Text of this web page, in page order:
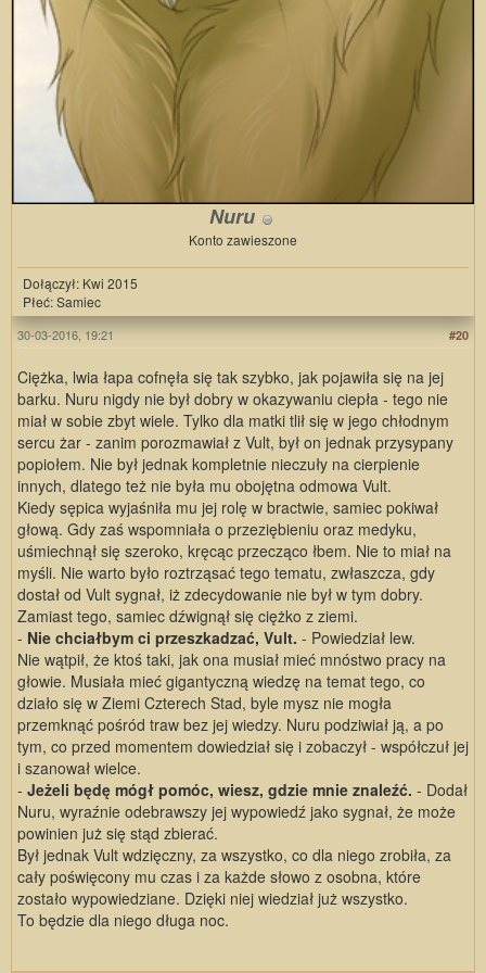
Nuru
Konto zawieszone
Dołączył: Kwi 2015
Płeć: Samiec
#20
30-03-2016, 19:21
Ciężka, lwia łapa cofnęła się tak szybko, jak pojawiła się na jej
barku. Nuru nigdy nie był dobry w okazywaniu ciepła - tego nie
miał w sobie zbyt wiele. Tylko dla matki tlił się w jego chłodnym
sercu żar - zanim porozmawiał z Vult, był on jednak przysypany
popiołem. Nie był jednak kompletnie nieczuły na cierpienie
innych, dlatego też nie była mu obojętna odmowa Vult.
Kiedy sępica wyjaśniła mu jej rolę w bractwie, samiec pokiwał
głową. Gdy zaś wspomniała o przeziębieniu oraz medyku,
uśmiechnął się szeroko, kręcąc przecząco łbem. Nie to miał na
myśli. Nie warto było roztrząsać tego tematu, zwłaszcza, gdy
dostał od Vult sygnał, iż zdecydowanie nie był w tym dobry.
Zamiast tego, samiec dźwignął się ciężko z ziemi.
- Nie chciałbym ci przeszkadzać, Vult. - Powiedział lew.
Nie wątpił, że ktoś taki, jak ona musiał mieć mnóstwo pracy na
głowie. Musiała mieć gigantyczną wiedzę na temat tego, co
działo się w Ziemi Czterech Stad, byle mysz nie mogła
przemknąć pośród traw bez jej wiedzy. Nuru podziwiał ją, a po
tym, co przed momentem dowiedział się i zobaczył - współczuł jej
i szanował wielce.
- Jeżeli będę mógł pomóc, wiesz, gdzie mnie znaleźć. - Dodał
Nuru, wyraźnie odebrawszy jej wypowiedź jako sygnał, że może
powinien już się stąd zbierać.
Był jednak Vult wdzięczny, za wszystko, co dla niego zrobiła, za
cały poświęcony mu czas i za każde słowo z osobna, które
zostało wypowiedziane. Dzięki niej wiedział już wszystko.
To będzie dla niego długa noc.